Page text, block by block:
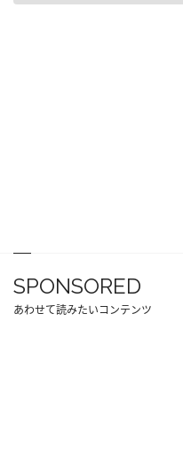
SPONSORED
あわせて読みたいコンテンツ